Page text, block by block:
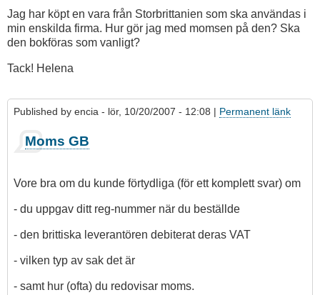
Jag har köpt en vara från Storbrittanien som ska användas i
min enskilda firma. Hur gör jag med momsen på den? Ska
den bokföras som vanligt?
Tack! Helena
Published by encia - lör, 10/20/2007 - 12:08 | Permanent länk
Moms GB
Vore bra om du kunde förtydliga (för ett komplett svar) om
- du uppgav ditt reg-nummer när du beställde
- den brittiska leverantören debiterat deras VAT
- vilken typ av sak det är
- samt hur (ofta) du redovisar moms.